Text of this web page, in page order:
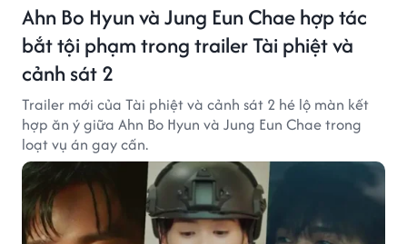
Ahn Bo Hyun và Jung Eun Chae hợp tác
bắt tội phạm trong trailer Tài phiệt và
cảnh sát 2
Trailer mới của Tài phiệt và cảnh sát 2 hé lộ màn kết
hợp ăn ý giữa Ahn Bo Hyun và Jung Eun Chae trong
loạt vụ án gay cấn.